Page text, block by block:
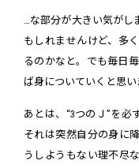
…な部分が大きい気が
もしれませんけど、多
るのかなと。でも毎日
ば身についていくと思い
あとは、“3つのＪ”を必
それは突然自分の身に
うしようもない理不尽